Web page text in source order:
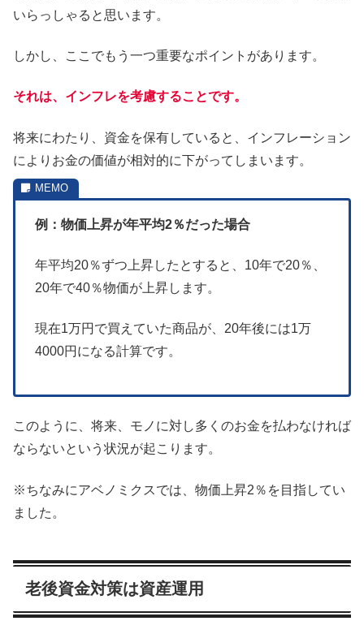
いらっしゃると思います。
しかし、ここでもう一つ重要なポイントがあります。
それは、インフレを考慮することです。
将来にわたり、資金を保有していると、インフレーション
によりお金の価値が相対的に下がってしまいます。
例：物価上昇が年平均2％だった場合
年平均20％ずつ上昇したとすると、10年で20％、
20年で40％物価が上昇します。
現在1万円で買えていた商品が、20年後には1万
4000円になる計算です。
このように、将来、モノに対し多くのお金を払わなければ
ならないという状況が起こります。
※ちなみにアベノミクスでは、物価上昇2％を目指してい
ました。
老後資金対策は資産運用